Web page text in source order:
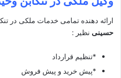
ارائه دهنده تمامی خدمات ملکی در
حسینی نظیر :
*تنظیم قرارداد
*پیش خرید و پیش فروش